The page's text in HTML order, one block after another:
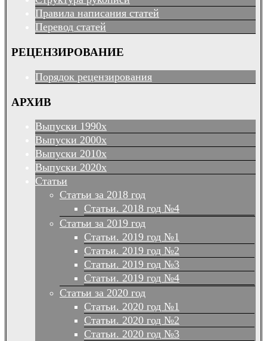
Правила написания статей
Перевод статей
РЕЦЕНЗИРОВАНИЕ
Порядок рецензирования
АРХИВ
Выпуски 1990х
Выпуски 2000х
Выпуски 2010х
Выпуски 2020х
Статьи
Статьи за 2018 год
Статьи. 2018 год №4
Статьи за 2019 год
Статьи. 2019 год №1
Статьи. 2019 год №2
Статьи. 2019 год №3
Статьи. 2019 год №4
Статьи за 2020 год
Статьи. 2020 год №1
Статьи. 2020 год №2
Статьи. 2020 год №3